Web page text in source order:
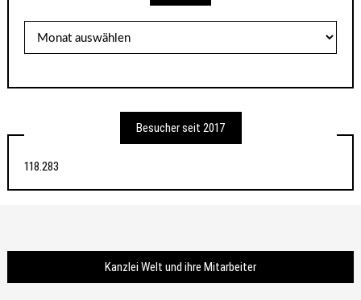
Besucher seit 2017
118.283
Kanzlei Welt und ihre Mitarbeiter